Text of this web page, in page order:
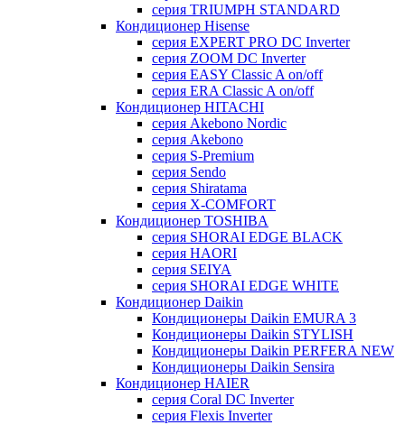
серия TRIUMPH STANDARD
Кондиционер Hisense
серия EXPERT PRO DC Inverter
серия ZOOM DC Inverter
серия EASY Classic A on/off
серия ERA Classic A on/off
Кондиционер HITACHI
cерия Akebono Nordic
серия Akebono
серия S-Premium
серия Sendo
серия Shiratama
серия X-COMFORT
Кондиционер TOSHIBA
серия SHORAI EDGE BLACK
серия HAORI
серия SEIYA
серия SHORAI EDGE WHITE
Кондиционер Daikin
Кондиционеры Daikin EMURA 3
Кондиционеры Daikin STYLISH
Кондиционеры Daikin PERFERA NEW
Кондиционеры Daikin Sensira
Кондиционер HAIER
серия Coral DC Inverter
серия Flexis Inverter